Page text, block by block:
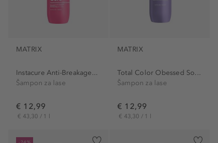
MATRIX
Instacure Anti-Breakage...
Šampon za lase
€ 12,99
€ 43,30 / 1 l
MATRIX
Total Color Obessed So...
Šampon za lase
€ 12,99
€ 43,30 / 1 l